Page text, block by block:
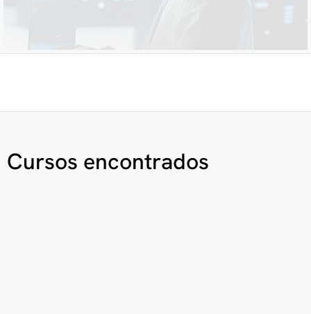
Cursos encontrados